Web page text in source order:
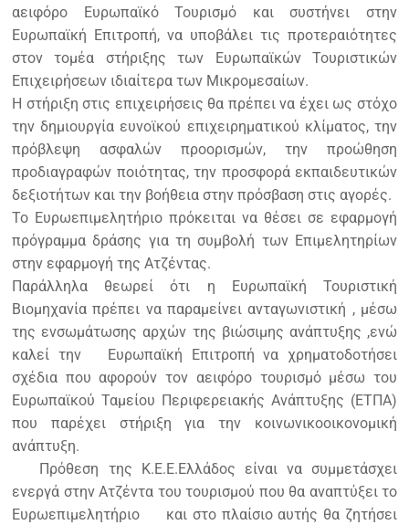
αειφόρο Ευρωπαϊκό Τουρισμό και συστήνει στην
Ευρωπαϊκή Επιτροπή, να υποβάλει τις προτεραιότητες
στον τομέα στήριξης των Ευρωπαϊκών Τουριστικών
Επιχειρήσεων ιδιαίτερα των Μικρομεσαίων.
Η στήριξη στις επιχειρήσεις θα πρέπει να έχει ως στόχο
την δημιουργία ευνοϊκού επιχειρηματικού κλίματος, την
πρόβλεψη ασφαλών προορισμών, την προώθηση
προδιαγραφών ποιότητας, την προσφορά εκπαιδευτικών
δεξιοτήτων και την βοήθεια στην πρόσβαση στις αγορές.
Το Ευρωεπιμελητήριο πρόκειται να θέσει σε εφαρμογή
πρόγραμμα δράσης για τη συμβολή των Επιμελητηρίων
στην εφαρμογή της Ατζέντας.
Παράλληλα θεωρεί ότι η Ευρωπαϊκή Τουριστική
Βιομηχανία πρέπει να παραμείνει ανταγωνιστική , μέσω
της ενσωμάτωσης αρχών της βιώσιμης ανάπτυξης ,ενώ
καλεί την Ευρωπαϊκή Επιτροπή να χρηματοδοτήσει
σχέδια που αφορούν τον αειφόρο τουρισμό μέσω του
Ευρωπαϊκού Ταμείου Περιφερειακής Ανάπτυξης (ΕΤΠΑ)
που παρέχει στήριξη για την κοινωνικοοικονομική
ανάπτυξη.
Πρόθεση της Κ.Ε.Ε.Ελλάδος είναι να συμμετάσχει
ενεργά στην Ατζέντα του τουρισμού που θα αναπτύξει το
Ευρωεπιμελητήριο και στο πλαίσιο αυτής θα ζητήσει